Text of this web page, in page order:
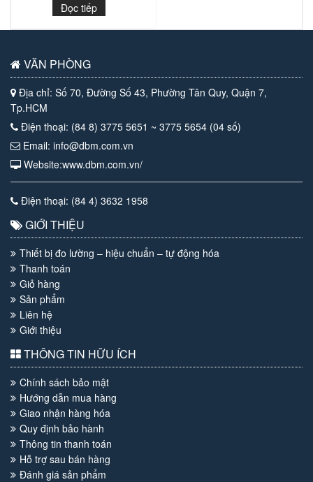
Đọc tiếp
VĂN PHÒNG
Địa chỉ: Số 70, Đường Số 43, Phường Tân Quy, Quận 7,
Tp.HCM
Điện thoại: (84 8) 3775 5651 ~ 3775 5654 (04 số)
Email: info@dbm.com.vn
Website:www.dbm.com.vn/
Điện thoại: (84 4) 3632 1958
GIỚI THIỆU
Thiết bị đo lường – hiệu chuẩn – tự động hóa
Thanh toán
Giỏ hàng
Sản phẩm
Liên hệ
Giới thiệu
THÔNG TIN HỮU ÍCH
Chính sách bảo mật
Hướng dẫn mua hàng
Giao nhận hàng hóa
Quy định bảo hành
Thông tin thanh toán
Hỗ trợ sau bán hàng
Đánh giá sản phẩm